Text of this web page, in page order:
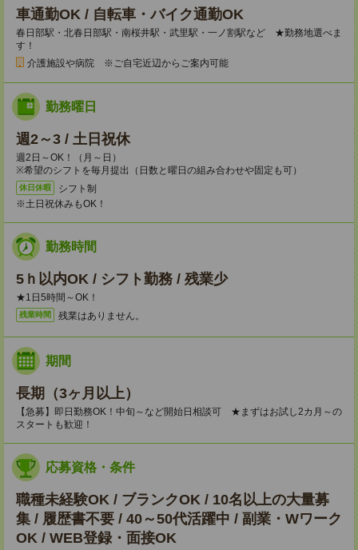
車通勤OK / 自転車・バイク通勤OK
春日部駅・北春日部駅・南桜井駅・武里駅・一ノ割駅など ★勤務地選べま
す！
介護施設や病院 ※ご自宅近辺からご案内可能
勤務曜日
週2～3 / 土日祝休
週2日～OK！（月～日）
※希望のシフトを毎月提出（日数と曜日の組み合わせや固定も可）
休日休暇
シフト制
※土日祝休みもOK！
勤務時間
5ｈ以内OK / シフト勤務 / 残業少
★1日5時間～OK！
残業時間 残業はありません。
期間
長期（3ヶ月以上）
【急募】即日勤務OK！中旬～など開始日相談可 ★まずはお試し2カ月～の
スタートも歓迎！
応募資格・条件
職種未経験OK / ブランクOK / 10名以上の大量募
集 / 履歴書不要 / 40～50代活躍中 / 副業・Wワーク
OK / WEB登録・面接OK